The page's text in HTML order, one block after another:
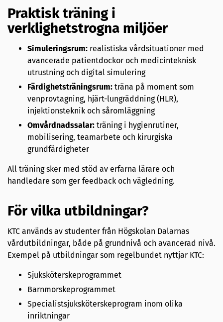
Praktisk träning i
verklighetstrogna miljöer
Simuleringsrum: realistiska vårdsituationer med
avancerade patientdockor och medicinteknisk
utrustning och digital simulering
Färdighetsträningsrum: träna på moment som
venprovtagning, hjärt-lungräddning (HLR),
injektionsteknik och såromläggning
Omvårdnadssalar: träning i hygienrutiner,
mobilisering, teamarbete och kirurgiska
grundfärdigheter
All träning sker med stöd av erfarna lärare och
handledare som ger feedback och vägledning.
För vilka utbildningar?
KTC används av studenter från Högskolan Dalarnas
vårdutbildningar, både på grundnivå och avancerad nivå.
Exempel på utbildningar som regelbundet nyttjar KTC:
Sjuksköterskeprogrammet
Barnmorskeprogrammet
Specialistsjuksköterskeprogram inom olika
inriktningar